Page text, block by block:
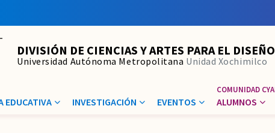
DIVISIÓN DE CIENCIAS Y ARTES PARA EL DISEÑO
Universidad Autónoma Metropolitana Unidad Xochimilco
EDUCATIVA INVESTIGACIÓN EVENTOS ALUMNOS